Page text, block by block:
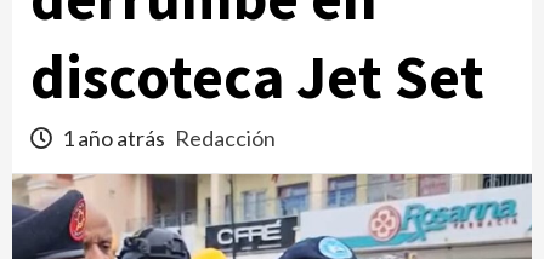
discoteca Jet Set
1 año atrás Redacción